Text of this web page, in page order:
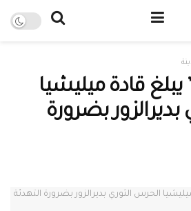
قادة ميليشيا
بضرورة